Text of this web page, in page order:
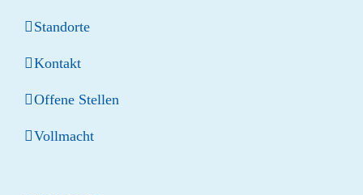
Standorte
Kontakt
Offene Stellen
Vollmacht